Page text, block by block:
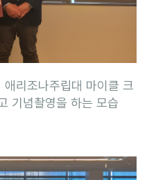
리조나주립대 마이클 크
기념촬영을 하는 모습